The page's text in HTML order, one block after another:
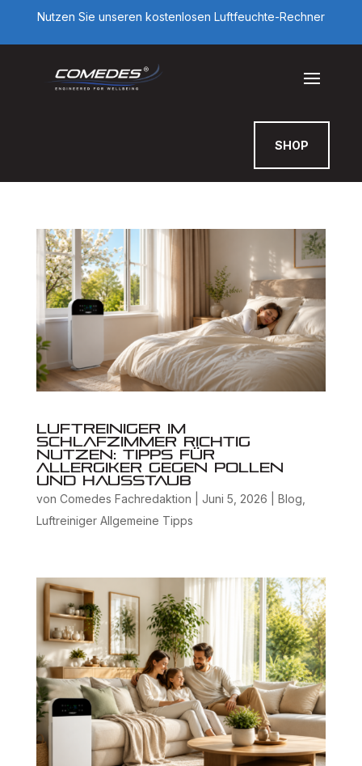
Nutzen Sie unseren kostenlosen Luftfeuchte-Rechner
SHOP
Luftreiniger im
Schlafzimmer richtig
nutzen: Tipps für
Allergiker gegen Pollen
und Hausstaub
von Comedes Fachredaktion Juni 5, 2026 Blog
Luftreiniger Allgemeine Tipps